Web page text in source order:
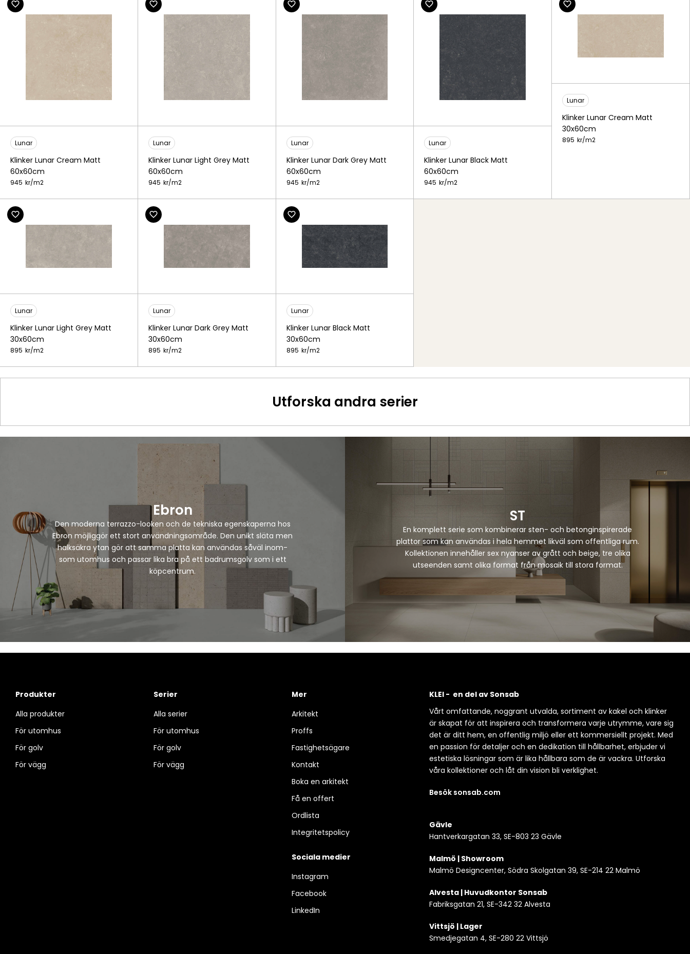
Lunar
Klinker Lunar Cream Matt
60x60cm
945 kr/m2
Lunar
Klinker Lunar Light Grey Matt
60x60cm
945 kr/m2
Lunar
Klinker Lunar Dark Grey Matt
60x60cm
945 kr/m2
Lunar
Klinker Lunar Black Matt
60x60cm
945 kr/m2
Lunar
Klinker Lunar Cream Matt
30x60cm
895 kr/m2
Lunar
Klinker Lunar Light Grey Matt
30x60cm
895 kr/m2
Lunar
Klinker Lunar Dark Grey Matt
30x60cm
895 kr/m2
Lunar
Klinker Lunar Black Matt
30x60cm
895 kr/m2
Utforska andra serier
Ebron
Den moderna terrazzo-looken och de tekniska egenskaperna hos
Ebron möjliggör ett stort användningsområde. Den unikt släta men
halksäkra ytan gör att samma platta kan användas såväl inom-
som utomhus och passar lika bra på ett badrumsgolv som i ett
köpcentrum.
ST
En komplett serie som kombinerar sten- och betonginspirerade
plattor som kan användas i hela hemmet likväl som offentliga rum.
Kollektionen innehåller sex nyanser av grått och beige, tre olika
utseenden samt olika format från mosaik till stora format.
Produkter
Alla produkter
För utomhus
För golv
För vägg
Serier
Alla serier
För utomhus
För golv
För vägg
Mer
Arkitekt
Proffs
Fastighetsägare
Kontakt
Boka en arkitekt
Få en offert
Ordlista
Integritetspolicy
Sociala medier
Instagram
Facebook
LinkedIn
KLEI - en del av Sonsab
Vårt omfattande, noggrant utvalda, sortiment av kakel och klinker
är skapat för att inspirera och transformera varje utrymme, vare sig
det är ditt hem, en offentlig miljö eller ett kommersiellt projekt. Med
en passion för detaljer och en dedikation till hållbarhet, erbjuder vi
estetiska lösningar som är lika hållbara som de är vackra. Utforska
våra kollektioner och låt din vision bli verklighet.
Besök sonsab.com
Gävle
Hantverkargatan 33, SE-803 23 Gävle
Malmö | Showroom
Malmö Designcenter, Södra Skolgatan 39, SE-214 22 Malmö
Alvesta | Huvudkontor Sonsab
Fabriksgatan 21, SE-342 32 Alvesta
Vittsjö | Lager
Smedjegatan 4, SE-280 22 Vittsjö